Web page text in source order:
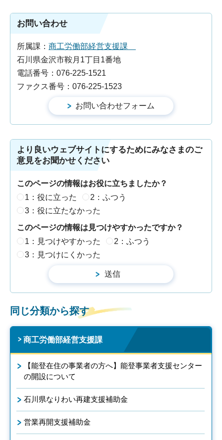
お問い合わせ
所属課： 商工労働部経営支援課
石川県金沢市鞍月1丁目1番地
電話番号：076-225-1521
ファクス番号：076-225-1523
より良いウェブサイトにするためにみなさまのご
意見をお聞かせください
このページの情報はお役に立ちましたか？
1：役に立った
2：ふつう
3：役に立たなかった
このページの情報は見つけやすかったですか？
1：見つけやすかった
2：ふつう
3：見つけにくかった
同じ分類から探す
商工労働部経営支援課
【能登在住の事業者の方へ】能登事業者支援センター
の開設について
石川県なりわい再建支援補助金
営業再開支援補助金